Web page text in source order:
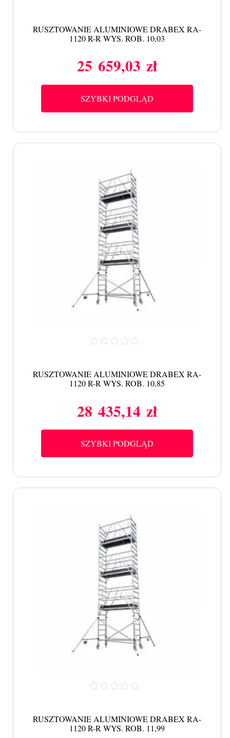
RUSZTOWANIE ALUMINIOWE DRABEX RA-
1120 R-R WYS. ROB. 10,03
Cena
25 659,03 zł
SZYBKI PODGLĄD
RUSZTOWANIE ALUMINIOWE DRABEX RA-
1120 R-R WYS. ROB. 10,85
Cena
28 435,14 zł
SZYBKI PODGLĄD
RUSZTOWANIE ALUMINIOWE DRABEX RA-
1120 R-R WYS. ROB. 11,99